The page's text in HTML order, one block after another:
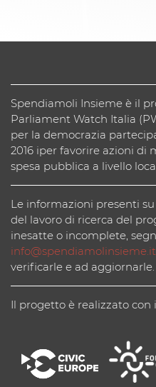
Spendiamoli Insieme è il
Parliament Watch Italia
per la democrazia
2016 iper favorire azioni di
spesa pubblica a livello
Le informazioni presenti
del lavoro di ricerca del
inesatte o incomplete,
info@spendiamolinsieme.it
verificarle e ad aggiornarle.
Il progetto è realizzato con